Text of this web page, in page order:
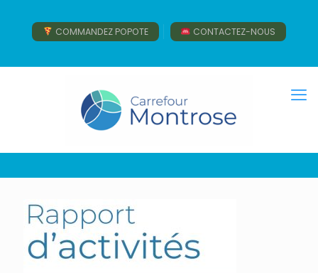
COMMANDEZ POPOTE CONTACTEZ-NOUS